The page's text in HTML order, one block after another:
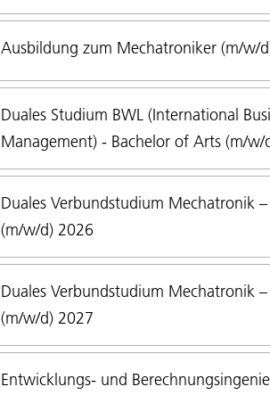
Ausbildung zum Mechatroniker (m/w/
Duales Studium BWL (International
Management) - Bachelor of Arts (m/w/
Duales Verbundstudium Mechatronik
(m/w/d) 2026
Duales Verbundstudium Mechatronik
(m/w/d) 2027
Entwicklungs- und